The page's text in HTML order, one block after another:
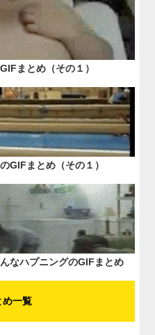
まとめ（その１）
GIFまとめ（その１）
なハプニングのGIFまとめ
め一覧